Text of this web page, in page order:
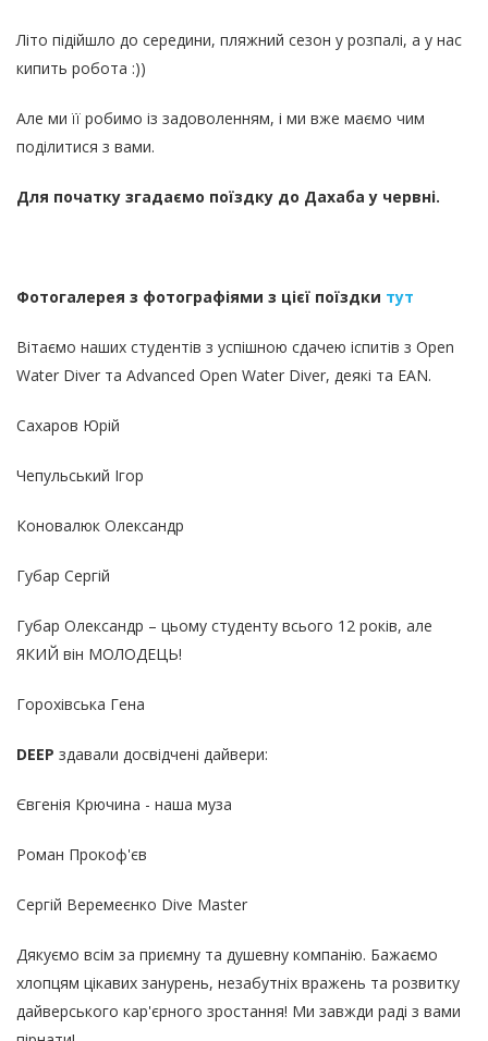
Літо підійшло до середини, пляжний сезон у розпалі, а у нас
кипить робота :))
Але ми її робимо із задоволенням, і ми вже маємо чим
поділитися з вами.
Для початку згадаємо поїздку до Дахаба у червні.
Фотогалерея з фотографіями з цієї поїздки тут
Вітаємо наших студентів з успішною сдачею іспитів з Open
Water Diver та Advanced Open Water Diver, деякі та EAN.
Сахаров Юрій
Чепульський Ігор
Коновалюк Олександр
Губар Сергій
Губар Олександр – цьому студенту всього 12 років, але
ЯКИЙ він МОЛОДЕЦЬ!
Горохівська Гена
DEEP здавали досвідчені дайвери:
Євгенія Крючина - наша муза
Роман Прокоф'єв
Сергій Веремеєнко Dive Master
Дякуємо всім за приємну та душевну компанію. Бажаємо
хлопцям цікавих занурень, незабутніх вражень та розвитку
дайверського кар'єрного зростання! Ми завжди раді з вами